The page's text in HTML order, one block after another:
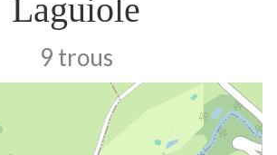
Laguiole
9 trous